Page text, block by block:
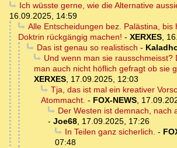
Ich wüsste gerne, wie die Alternative
16.09.2025, 14:59
Alle Entscheidungen bez. Palästina, bis
Doktrin rückgängig machen! - XERXES,
Das ist genau so realistisch -
Und wenn man sie rausschmeisst?
man auch nicht höflich gefragt ob sie
XERXES, 17.09.2025, 12:03
Tja, das ist mal ein kreativer
Atommacht. - FOX-NEWS,
Der Westen ist demnach, nach
- Joe68, 17.09.2025, 17:26
In Teilen ganz sicherlich. -
07:48